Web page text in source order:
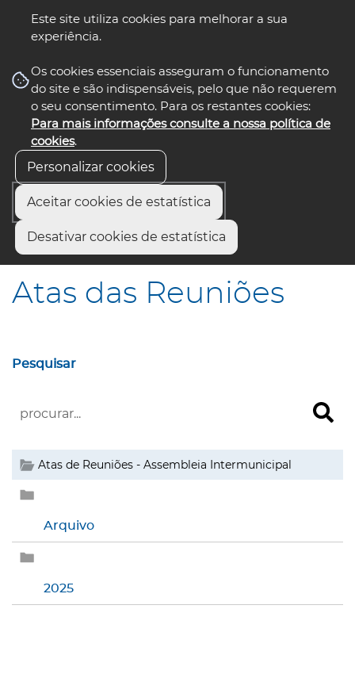
Este site utiliza cookies para melhorar a sua
experiência.
Os cookies essenciais asseguram o funcionamento
do site e são indispensáveis, pelo que não requerem
o seu consentimento. Para os restantes cookies:
Para mais informações consulte a nossa política de
cookies.
Personalizar cookies
Aceitar cookies de estatística
Desativar cookies de estatística
nos select language
Início
Órgãos sociais
Assembleia Intermunicipal
Atas das Reuniões
Atas das Reuniões
Pesquisar
Atas de Reuniões - Assembleia Intermunicipal
Arquivo
2025